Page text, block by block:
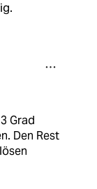
Grad
Den Rest